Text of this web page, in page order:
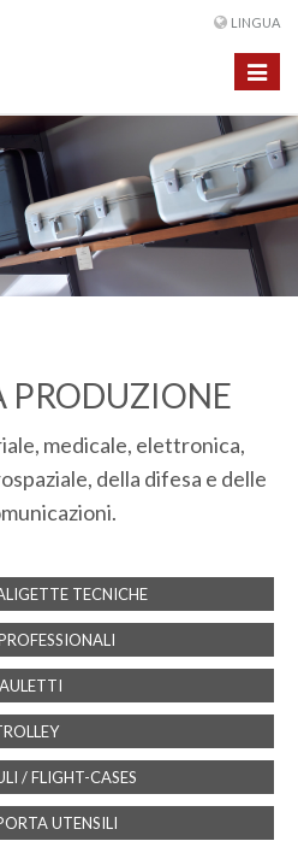
LINGUA
Toggle
PRODUZIONE
medicale, elettronica,
della difesa e delle
TECNICHE
/ FLIGHT-CASES
UTENSILI